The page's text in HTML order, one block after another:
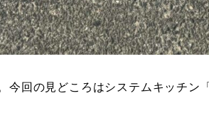
回の見どころはシステムキッチン